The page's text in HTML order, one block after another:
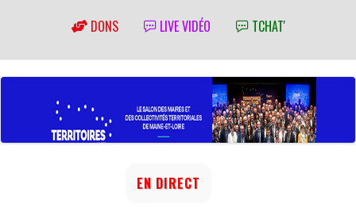
DONS LIVE VIDÉO TCHAT'
EN DIRECT